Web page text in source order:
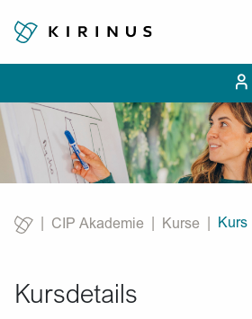
CIP Akademie Kurse
Current:
Kurs
Kursdetails